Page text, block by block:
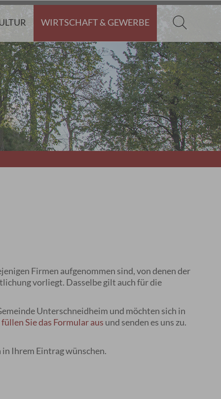
WIRTSCHAFT & GEWERBE
Firmen aufgenommen sind, von denen der
vorliegt. Dasselbe gilt auch für die
Unterschneidheim und möchten sich in
füllen Sie das Formular aus und senden es uns zu.
Ihrem Eintrag wünschen.